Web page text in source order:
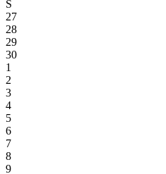
S
27
28
29
30
1
2
3
4
5
6
7
8
9